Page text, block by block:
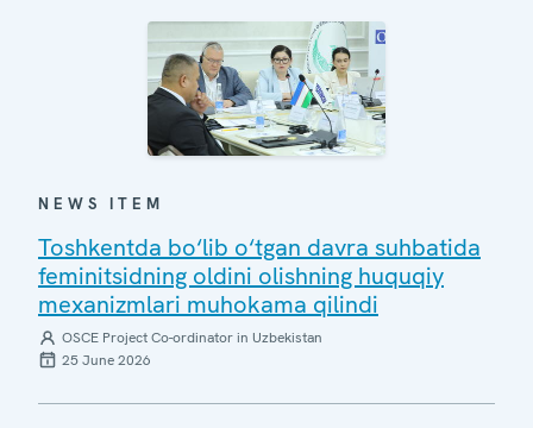
NEWS ITEM
Toshkentda bo‘lib o‘tgan davra suhbatida
feminitsidning oldini olishning huquqiy
mexanizmlari muhokama qilindi
OSCE Project Co-ordinator in Uzbekistan
25 June 2026